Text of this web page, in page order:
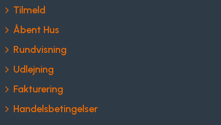
Tilmeld
Åbent Hus
Rundvisning
Udlejning
Fakturering
Handelsbetingelser